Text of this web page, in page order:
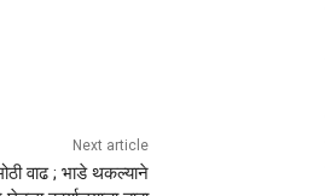
Next article
वाढ ; भाडे थकल्याने